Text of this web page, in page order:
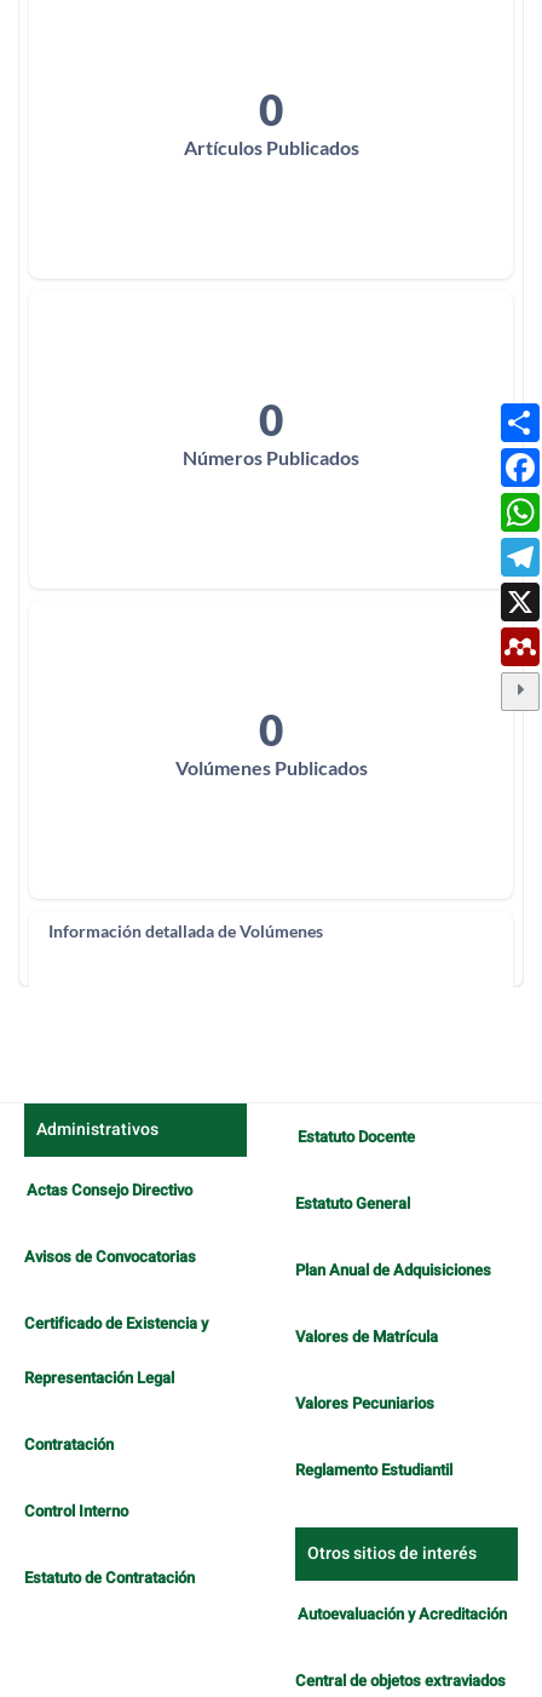
Administrativos
Actas Consejo Directivo
Avisos de Convocatorias
Certificado de Existencia y
Representación Legal
Contratación
Control Interno
Estatuto de Contratación
Estatuto Docente
Estatuto General
Plan Anual de Adquisiciones
Valores de Matrícula
Valores Pecuniarios
Reglamento Estudiantil
Otros sitios de interés
Autoevaluación y Acreditación
Central de objetos extraviados